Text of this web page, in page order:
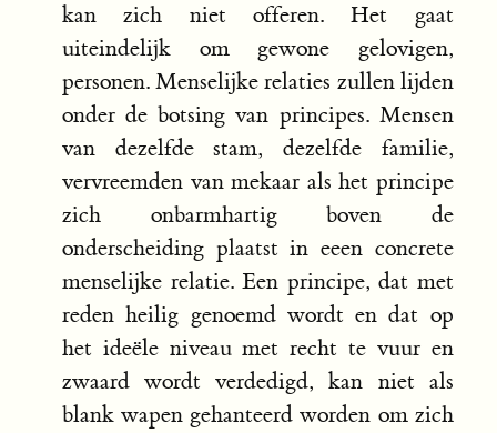
kan zich niet offeren. Het gaat
uiteindelijk om gewone gelovigen,
personen. Menselijke relaties zullen lijden
onder de botsing van principes. Mensen
van dezelfde stam, dezelfde familie,
vervreemden van mekaar als het principe
zich onbarmhartig boven de
onderscheiding plaatst in eeen concrete
menselijke relatie. Een principe, dat met
reden heilig genoemd wordt en dat op
het ideële niveau met recht te vuur en
zwaard wordt verdedigd, kan niet als
blank wapen gehanteerd worden om zich